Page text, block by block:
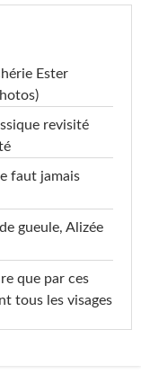
Ester
revisité
faut jamais
gueule, Alizée
que par ces
tous les visages